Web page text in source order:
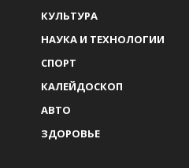
КУЛЬТУРА
НАУКА И ТЕХНОЛОГИИ
СПОРТ
КАЛЕЙДОСКОП
АВТО
ЗДОРОВЬЕ